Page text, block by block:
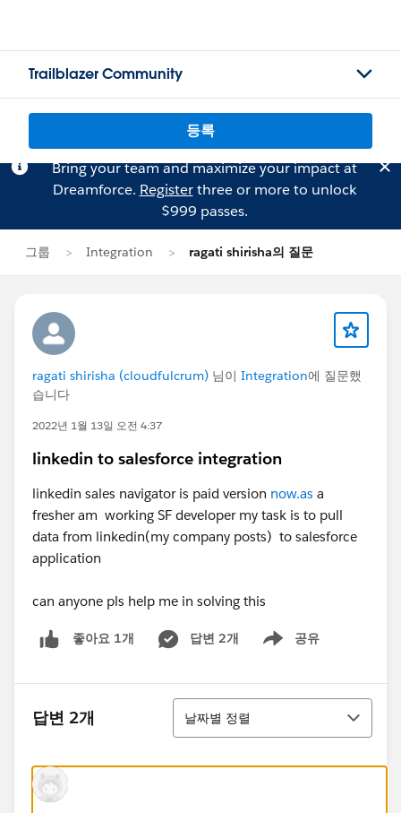
Trailblazer Community
등록
Bring your team and maximize your impact at
Dreamforce. Registerthree or more to unlock
$999 passes.
그룹 Integration ragati shirisha의 질문
ragati shirisha (cloudfulcrum) 님이 Integration에 질문했
습니다
2022년 1월 13일 오전 4:37
linkedin to salesforce integration
linkedin sales navigator is paid version now.as a
fresher am working SF developer my task is to pull
data from linkedin(my company posts) to salesforce
application
can anyone pls help me in solving this
좋아요 1개 답변 2개 공유
Show menu
답변 2개
정렬
날짜별 정렬